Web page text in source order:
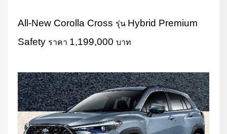
All-New Corolla Cross รุ่น Hybrid Premium
Safety ราคา 1,199,000 บาท